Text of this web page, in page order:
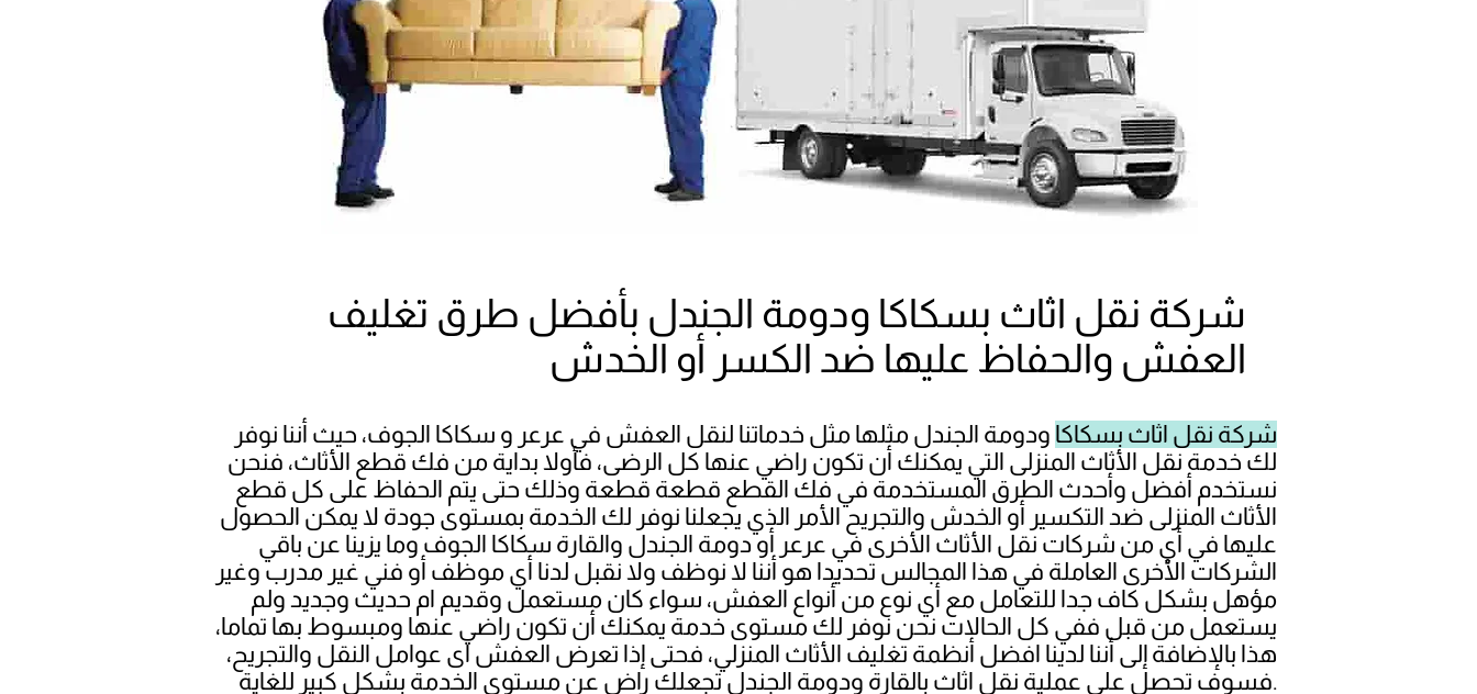
شركة نقل اثاث بسكاكا ودومة الجندل بأفضل طرق تغليف
العفش والحفاظ عليها ضد الكسر أو الخدش
شركة نقل اثاث بسكاكا ودومة الجندل مثلها مثل خدماتنا لنقل العفش في عرعر و سكاكا الجوف، حيث أننا نوفر
لك خدمة نقل الأثاث المنزلى التي يمكنك أن تكون راضي عنها كل الرضى، فأولا بداية من فك قطع الأثاث، فنحن
نستخدم أفضل وأحدث الطرق المستخدمة في فك القطع قطعة قطعة وذلك حتى يتم الحفاظ على كل قطع
الأثاث المنزلى ضد التكسير أو الخدش والتجريح الأمر الذي يجعلنا نوفر لك الخدمة بمستوى جودة لا يمكن الحصول
عليها في أي من شركات نقل الأثاث الأخرى في عرعر أو دومة الجندل والقارة سكاكا الجوف وما يزينا عن باقي
الشركات الأخرى العاملة في هذا المجالس تحديدا هو أننا لا نوظف ولا نقبل لدنا أي موظف أو فني غير مدرب وغير
مؤهل بشكل كاف جدا للتعامل مع أي نوع من أنواع العفش، سواء كان مستعمل وقديم ام حديث وجديد ولم
يستعمل من قبل ففي كل الحالات نحن نوفر لك مستوى خدمة يمكنك أن تكون راضي عنها ومبسوط بها تماما،
هذا بالإضافة إلى أننا لدينا افضل أنظمة تغليف الأثاث المنزلي، فحتى إذا تعرض العفش اى عوامل النقل والتجريح،
فسوف تحصل على عملية نقل اثاث بالقارة ودومة الجندل تجعلك راض عن مستوى الخدمة بشكل كبير للغاية.